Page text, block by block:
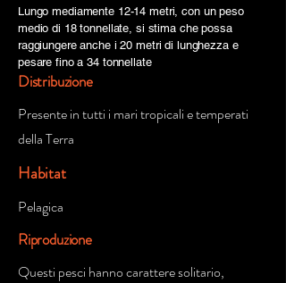
Lungo mediamente 12-14 metri, con un peso
medio di 18 tonnellate, si stima che possa
raggiungere anche i 20 metri di lunghezza e
pesare fino a 34 tonnellate
Distribuzione
Presente in tutti i mari tropicali e temperati
della Terra
Habitat
Pelagica
Riproduzione
Questi pesci hanno carattere solitario,